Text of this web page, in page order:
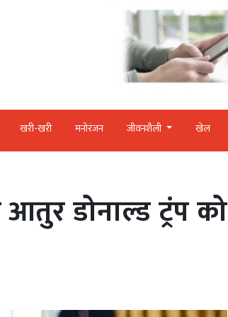
खरी-खरी मनोरंजन जीवनशैली खेल
डोनाल्ड ट्रंप को